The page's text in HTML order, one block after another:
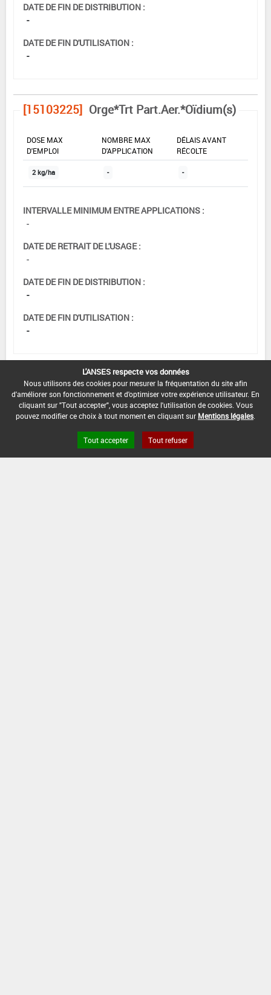
DATE DE FIN DE DISTRIBUTION :
-
DATE DE FIN D'UTILISATION :
-
[15103225] Orge*Trt Part.Aer.*Oïdium(s)
DOSE MAX
D'EMPLOI
NOMBRE MAX
D'APPLICATION
DÉLAIS AVANT
RÉCOLTE
2 kg/ha - -
INTERVALLE MINIMUM ENTRE APPLICATIONS :
-
DATE DE RETRAIT DE L'USAGE :
-
DATE DE FIN DE DISTRIBUTION :
-
DATE DE FIN D'UTILISATION :
-
[15103229] Orge*Trt
Part.Aer.*Rhynchosporiose
DOSE MAX
NOMBRE MAX
DÉLAIS AVANT
- -
L'ANSES respecte vos données
Nous utilisons des cookies pour mesurer la fréquentation du site afin
d'améliorer son fonctionnement et d'optimiser votre expérience utilisateur. En
cliquant sur "Tout accepter", vous acceptez l'utilisation de cookies. Vous
pouvez modifier ce choix à tout moment en cliquant sur Mentions légales
Tout accepter Tout refuser